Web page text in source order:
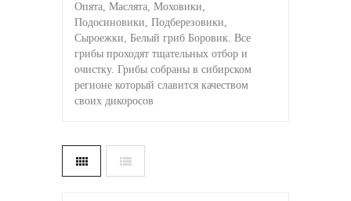
Опята, Маслята, Моховики,
Подосиновики, Подберезовики,
Сыроежки, Белый гриб Боровик. Все
грибы проходят тщательных отбор и
очистку. Грибы собраны в сибирском
регионе который славится качеством
своих дикоросов